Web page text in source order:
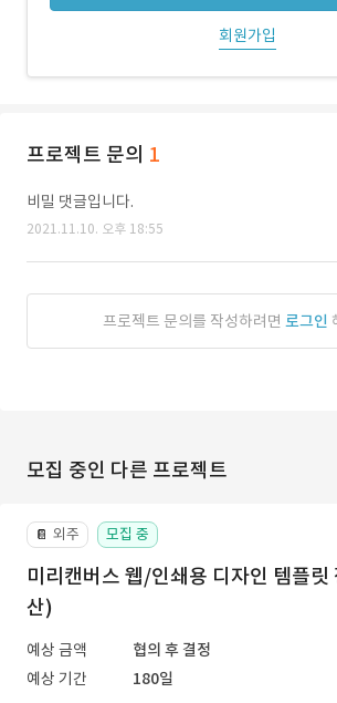
회원가입
프로젝트 문의 1
비밀 댓글입니다.
2021.11.10. 오후 18:55
프로젝트 문의를 작성하려면 로그인
모집 중인 다른 프로젝트
📔 외주 모집 중
미리캔버스 웹/인쇄용 디자인 템플릿
산)
예상 금액
협의 후 결정
예상 기간
180일